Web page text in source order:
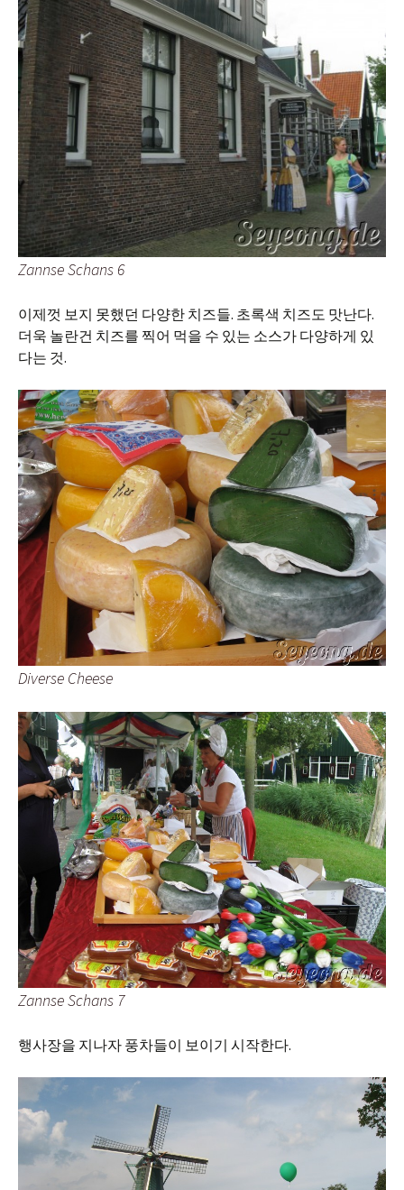
Zannse Schans 6
이제껏 보지 못했던 다양한 치즈들. 초록색 치즈도 맛난다.
더욱 놀란건 치즈를 찍어 먹을 수 있는 소스가 다양하게 있
다는 것.
Diverse Cheese
Zannse Schans 7
행사장을 지나자 풍차들이 보이기 시작한다.